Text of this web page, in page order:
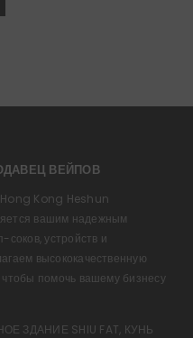
ВЕЙПОВ
Kong Heshun
вашим надежным
соков, устройств и
высококачественную
помочь вашему бизнесу
ЗДАНИЕ SHIU FAT, КУНЬ